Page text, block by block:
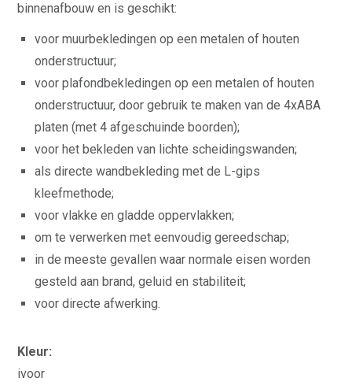
binnenafbouw en is geschikt:
voor muurbekledingen op een metalen of houten
onderstructuur;
voor plafondbekledingen op een metalen of houten
onderstructuur, door gebruik te maken van de 4xABA
platen (met 4 afgeschuinde boorden);
voor het bekleden van lichte scheidingswanden;
als directe wandbekleding met de L-gips
kleefmethode;
voor vlakke en gladde oppervlakken;
om te verwerken met eenvoudig gereedschap;
in de meeste gevallen waar normale eisen worden
gesteld aan brand, geluid en stabiliteit;
voor directe afwerking.
Kleur:
ivoor